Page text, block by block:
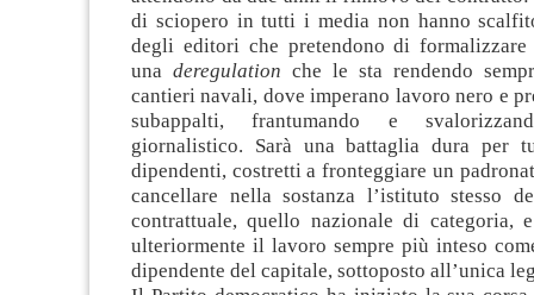
di sciopero in tutti i media non hanno
degli editori che pretendono di
una deregulation che le sta rendendo
cantieri navali, dove imperano lavoro nero e
subappalti, frantumando e
giornalistico. Sarà una battaglia dura per
dipendenti, costretti a fronteggiare un
cancellare nella sostanza l’istituto stesso
contrattuale, quello nazionale di categoria,
ulteriormente il lavoro sempre più inteso
dipendente del capitale, sottoposto all’unica